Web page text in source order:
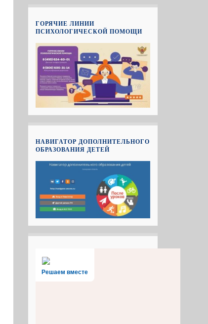
ГОРЯЧИЕ ЛИНИИ
ПСИХОЛОГИЧЕСКОЙ ПОМОЩИ
НАВИГАТОР ДОПОЛНИТЕЛЬНОГО
ОБРАЗОВАНИЯ ДЕТЕЙ
Решаем вместе